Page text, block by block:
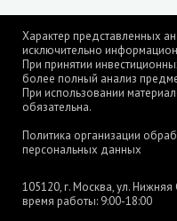
Характер представленных
исключительно
При принятии
более полный анализ
При использовании
обязательна.
Политика организации
персональных данных
105120, г. Москва, ул.
время работы: 9:00-18:00